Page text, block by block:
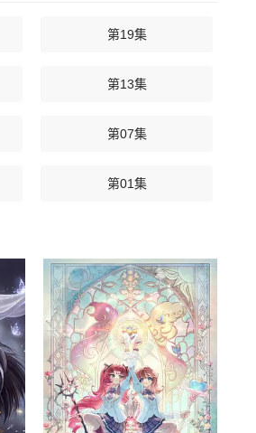
第19集
第13集
第07集
第01集